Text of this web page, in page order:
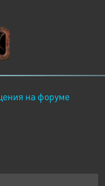
на форуме